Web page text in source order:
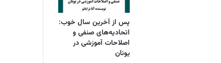
پس از آخرین سال خوب:
اتحادیه‌های صنفی و
اصلاحات آموزشی در
یونان